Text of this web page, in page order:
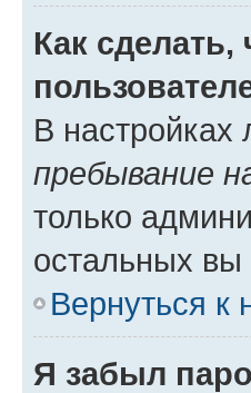
Как
В
пребывание
только
остальных вы
Вернуться к
Я забыл